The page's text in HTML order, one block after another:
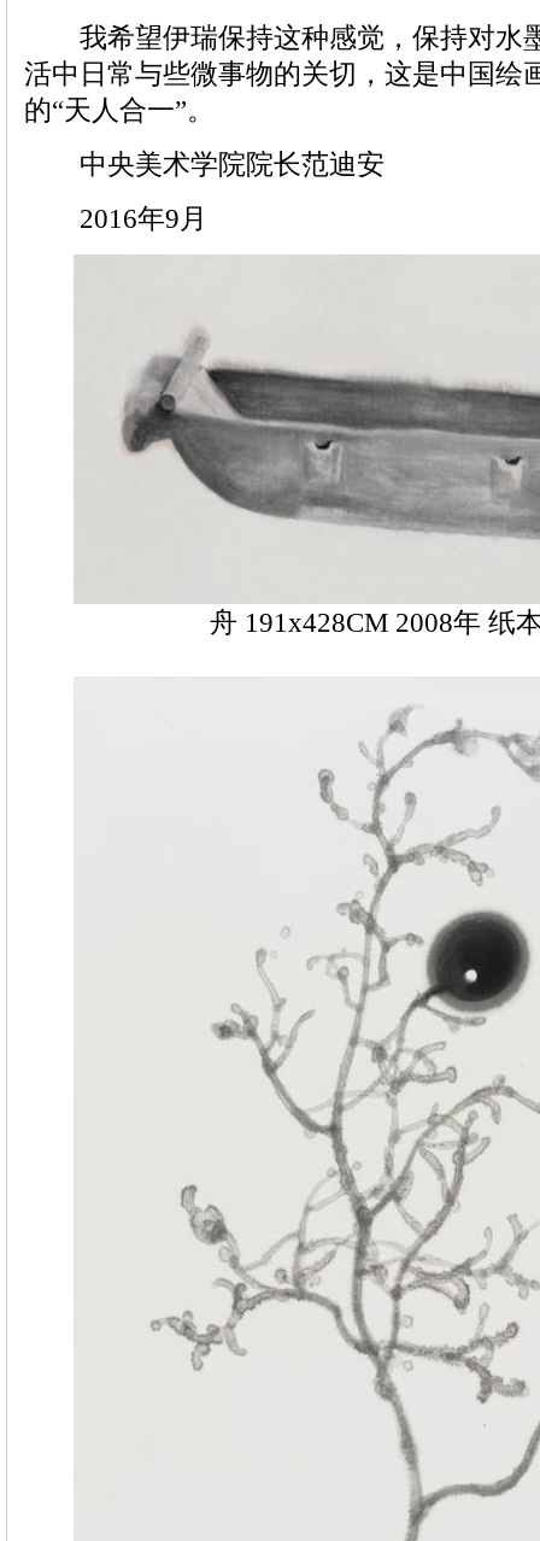
我希望伊瑞保持这种感觉，保持对水
活中日常与些微事物的关切，这是中国绘
的“天人合一”。
中央美术学院院长范迪安
2016年9月
舟 191x428CM 2008年 纸